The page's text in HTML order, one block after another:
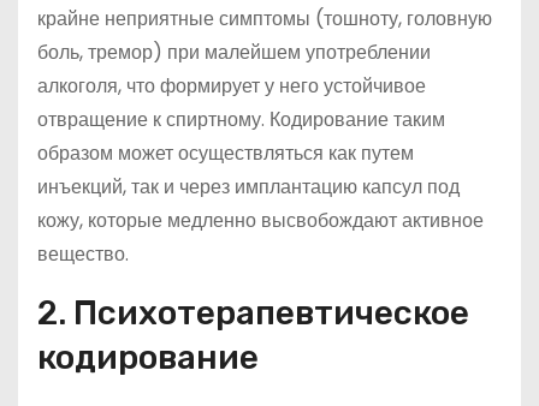
крайне неприятные симптомы (тошноту, головную
боль, тремор) при малейшем употреблении
алкоголя, что формирует у него устойчивое
отвращение к спиртному. Кодирование таким
образом может осуществляться как путем
инъекций, так и через имплантацию капсул под
кожу, которые медленно высвобождают активное
вещество.
2. Психотерапевтическое
кодирование